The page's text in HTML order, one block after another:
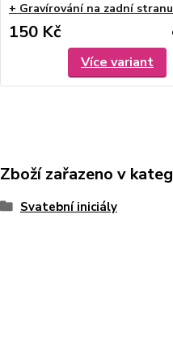
+ Gravírování na zadní stranu
150 Kč
Více variant
Zboží zařazeno v
Svatební iniciály